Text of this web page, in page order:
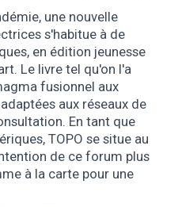
une nouvelle
s'habitue à de
en édition jeunesse
Le livre tel qu'on l'a
fusionnel aux
aux réseaux de
En tant que
TOPO se situe au
de ce forum plus
à la carte pour une